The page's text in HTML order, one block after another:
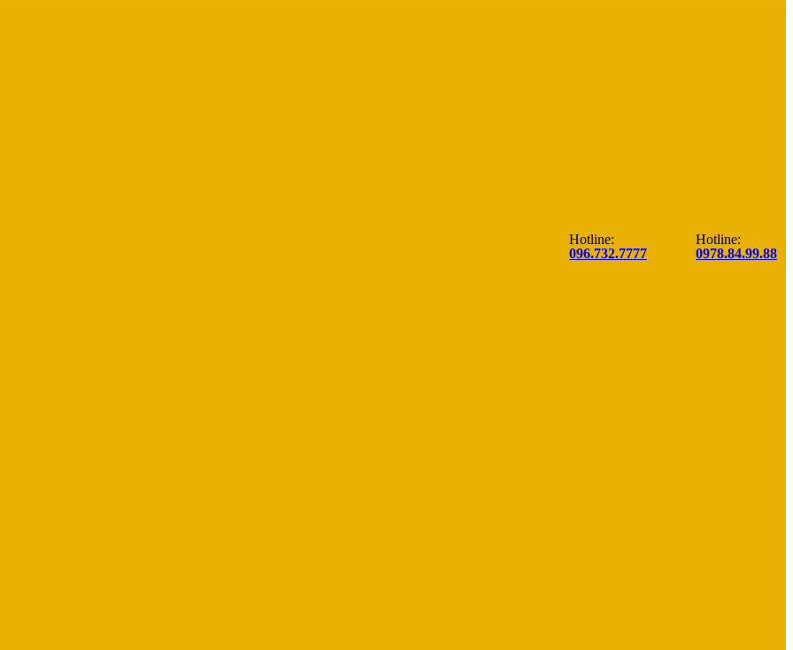
Hotline:
096.732.7777
Hotline:
0978.84.99.88